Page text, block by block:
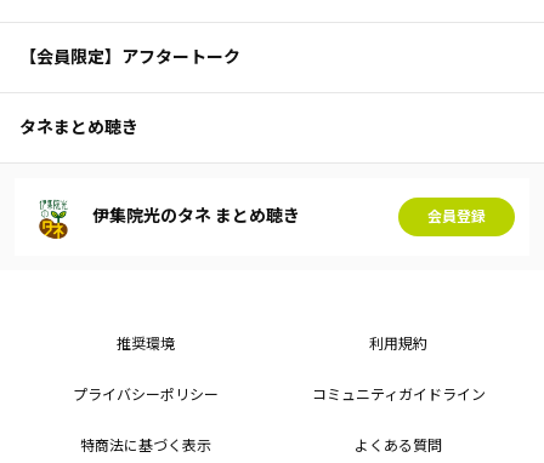
【会員限定】アフタートーク
タネまとめ聴き
伊集院光のタネ まとめ聴き 会員登録
推奨環境 利用規約
プライバシーポリシー コミュニティガイドライン
特商法に基づく表示 よくある質問